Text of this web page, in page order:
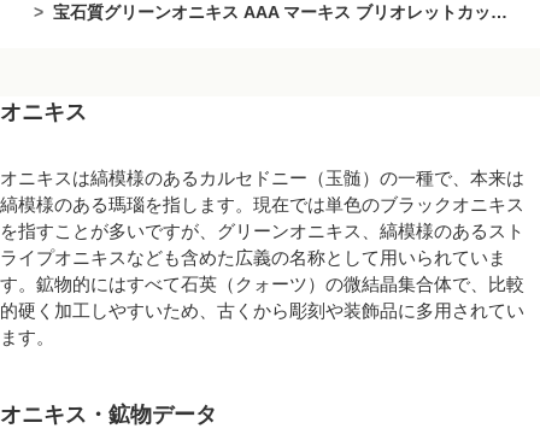
宝石質グリーンオニキス AAA マーキス ブリオレットカット12×6mm 1連(12粒)
オニキス
オニキスは縞模様のあるカルセドニー（玉髄）の一種で、本来は
縞模様のある瑪瑙を指します。現在では単色のブラックオニキス
を指すことが多いですが、グリーンオニキス、縞模様のあるスト
ライプオニキスなども含めた広義の名称として用いられていま
す。鉱物的にはすべて石英（クォーツ）の微結晶集合体で、比較
的硬く加工しやすいため、古くから彫刻や装飾品に多用されてい
ます。
オニキス・鉱物データ